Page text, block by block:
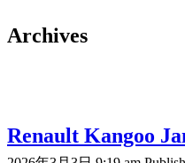
Archives
Renault Kangoo